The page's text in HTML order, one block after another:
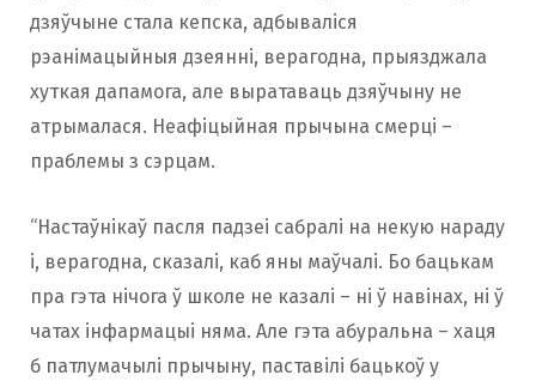
дзяўчыне стала кепска, адбываліся
рэанімацыйныя дзеянні, верагодна, прыязджала
хуткая дапамога, але выратаваць дзяўчыну не
атрымалася. Неафіцыйная прычына смерці –
праблемы з сэрцам.
“Настаўнікаў пасля падзеі сабралі на некую нараду
і, верагодна, сказалі, каб яны маўчалі. Бо бацькам
пра гэта нічога ў школе не казалі – ні ў навінах, ні ў
чатах інфармацыі няма. Але гэта абуральна – хаця
б патлумачылі прычыну, паставілі бацькоў у